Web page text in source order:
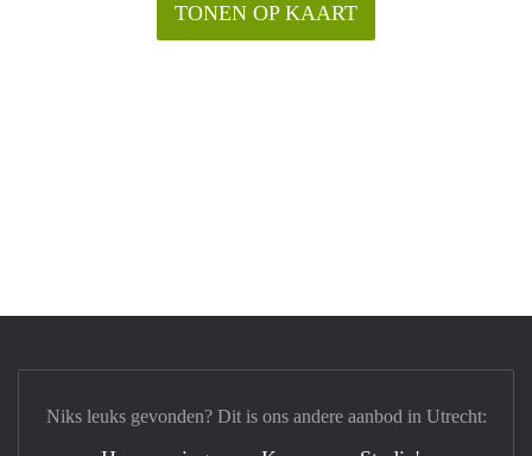
TONEN OP KAART
Niks leuks gevonden? Dit is ons andere aanbod in Utrecht: